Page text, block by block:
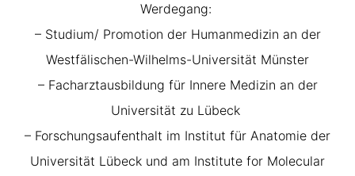
Werdegang:
– Studium/ Promotion der Humanmedizin an der
Westfälischen-Wilhelms-Universität Münster
– Facharztausbildung für Innere Medizin an der
Universität zu Lübeck
– Forschungsaufenthalt im Institut für Anatomie der
Universität Lübeck und am Institute for Molecular